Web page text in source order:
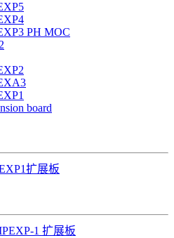
PH MOC
board
扩展板
1 扩展板